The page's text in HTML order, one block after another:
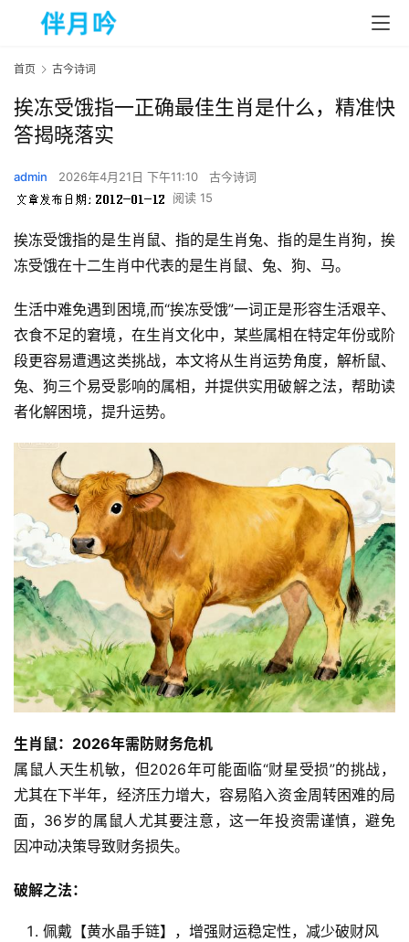
首页 古今诗词
挨冻受饿指一正确最佳生肖是什么，精准快
答揭晓落实
admin 2026年4月21日 下午11:10
古今诗词
阅读 15
挨冻受饿指的是生肖鼠、指的是生肖兔、指的是生肖狗，挨
冻受饿在十二生肖中代表的是生肖鼠、兔、狗、马。
生活中难免遇到困境,而“挨冻受饿”一词正是形容生活艰辛、
衣食不足的窘境，在生肖文化中，某些属相在特定年份或阶
段更容易遭遇这类挑战，本文将从生肖运势角度，解析鼠、
兔、狗三个易受影响的属相，并提供实用破解之法，帮助读
者化解困境，提升运势。
生肖鼠：2026年需防财务危机
属鼠人天生机敏，但2026年可能面临“财星受损”的挑战，
尤其在下半年，经济压力增大，容易陷入资金周转困难的局
面，36岁的属鼠人尤其要注意，这一年投资需谨慎，避免
因冲动决策导致财务损失。
破解之法：
佩戴【黄水晶手链】，增强财运稳定性，减少破财风